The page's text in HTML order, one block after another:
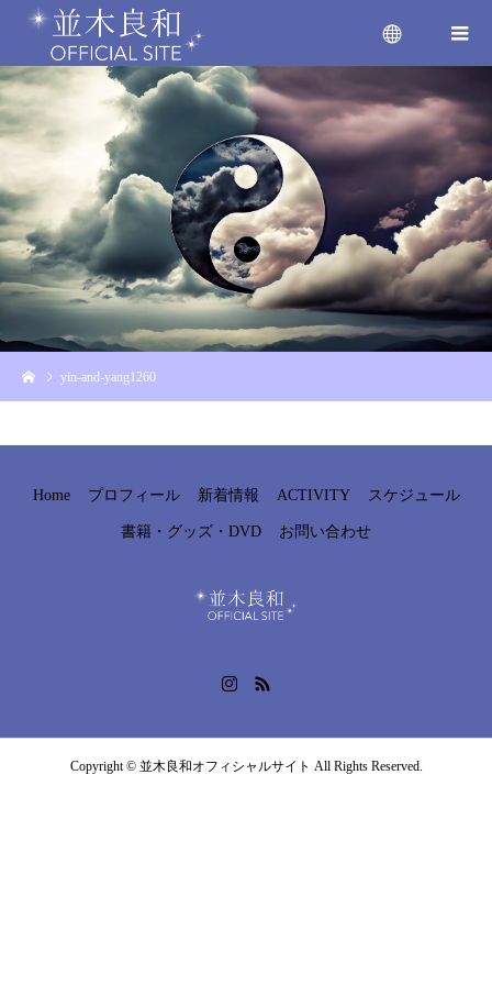
menu
yin-and-yang1260
Home プロフィール 新着情報 ACTIVITY スケジュール
書籍・グッズ・DVD お問い合わせ
Copyright © 並木良和オフィシャルサイト All Rights Reserved.